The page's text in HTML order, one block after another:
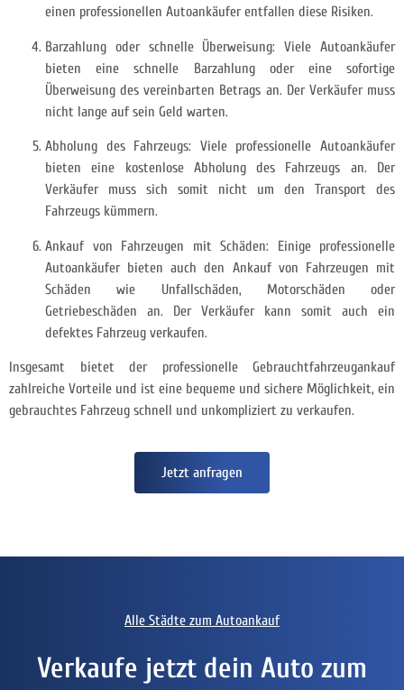
einen professionellen Autoankäufer entfallen diese Risiken.
Barzahlung oder schnelle Überweisung: Viele Autoankäufer
bieten eine schnelle Barzahlung oder eine sofortige
Überweisung des vereinbarten Betrags an. Der Verkäufer muss
nicht lange auf sein Geld warten.
Abholung des Fahrzeugs: Viele professionelle Autoankäufer
bieten eine kostenlose Abholung des Fahrzeugs an. Der
Verkäufer muss sich somit nicht um den Transport des
Fahrzeugs kümmern.
Ankauf von Fahrzeugen mit Schäden: Einige professionelle
Autoankäufer bieten auch den Ankauf von Fahrzeugen mit
Schäden wie Unfallschäden, Motorschäden oder
Getriebeschäden an. Der Verkäufer kann somit auch ein
defektes Fahrzeug verkaufen.
Insgesamt bietet der professionelle Gebrauchtfahrzeugankauf
zahlreiche Vorteile und ist eine bequeme und sichere Möglichkeit, ein
gebrauchtes Fahrzeug schnell und unkompliziert zu verkaufen.
Jetzt anfragen
Alle Städte zum Autoankauf
Verkaufe jetzt dein Auto zum